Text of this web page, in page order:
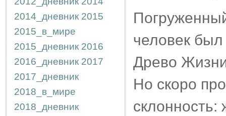
2014_дневник 2015
2015_в_мире
2015_дневник 2016
2016_дневник 2017
2017_дневник
2018_в_мире
2018_дневник
человек
Древо
Но скоро
склонность: